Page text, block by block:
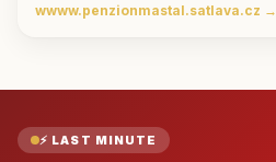
wwww.penzionmastal.satlava.cz →
⚡ LAST MINUTE